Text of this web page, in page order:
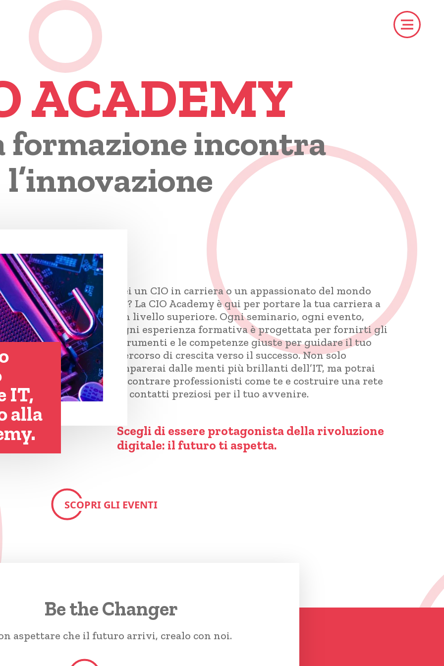
ACADEMY
formazione incontra
l’innovazione
IT,
alla
Sei un CIO in carriera o un appassionato del mondo
IT? La CIO Academy è qui per portare la tua carriera a
un livello superiore. Ogni seminario, ogni evento,
ogni esperienza formativa è progettata per fornirti gli
strumenti e le competenze giuste per guidare il tuo
percorso di crescita verso il successo. Non solo
imparerai dalle menti più brillanti dell’IT, ma potrai
incontrare professionisti come te e costruire una rete
di contatti preziosi per il tuo avvenire.
Scegli di essere protagonista della rivoluzione
digitale: il futuro ti aspetta.
SCOPRI GLI EVENTI
Be the Changer
aspettare che il futuro arrivi, crealo con noi.